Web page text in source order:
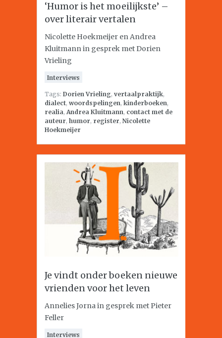
‘Humor is het moeilijkste’ –
over literair vertalen
Nicolette Hoekmeijer en Andrea
Kluitmann in gesprek met Dorien
Vrieling
Interviews
Tags: Dorien Vrieling, vertaalpraktijk,
dialect, woordspelingen, kinderboeken,
realia, Andrea Kluitmann, contact met de
auteur, humor, register, Nicolette
Hoekmeijer
Je vindt onder boeken nieuwe
vrienden voor het leven
Annelies Jorna in gesprek met Pieter
Feller
Interviews